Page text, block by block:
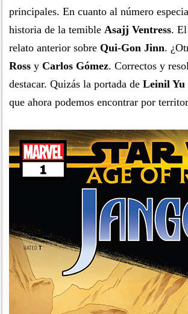
principales. En cuanto al número
historia de la temible Asajj Ventress. El
relato anterior sobre Qui-Gon Jinn.
Ross y Carlos Gómez. Correctos y
destacar. Quizás la portada de Leinil Yu
que ahora podemos encontrar por